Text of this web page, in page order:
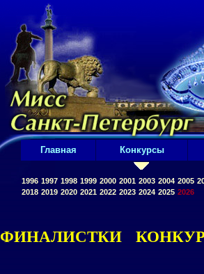
Главная Конкурсы
1996 1997 1998 1999 2000 2001 2003 2004 2005
2018 2019 2020 2021 2022 2023 2024 2025 2026
ФИНАЛИСТКИ